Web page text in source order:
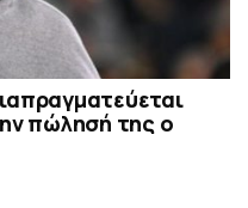
πώλησή της ο